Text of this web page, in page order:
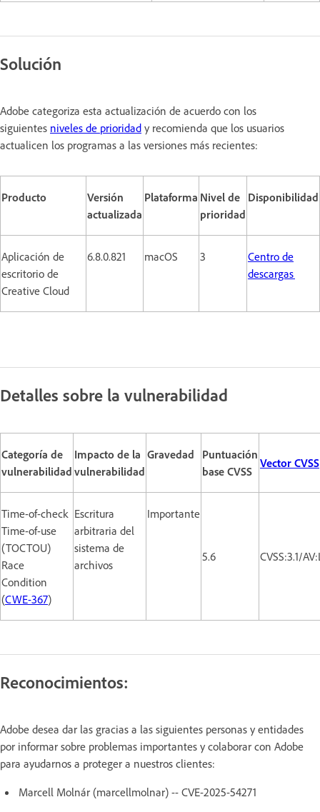
Solución
Adobe categoriza esta actualización de acuerdo con los
siguientes niveles de prioridad y recomienda que los usuarios
actualicen los programas a las versiones más recientes:
Producto
Versión
actualizada
Plataforma Nivel de
prioridad
Disponibilidad
Aplicación de
escritorio de
Creative Cloud
6.8.0.821 macOS 3
Centro de
descargas
Detalles sobre la vulnerabilidad
Categoría de
vulnerabilidad
Impacto de la
vulnerabilidad
Gravedad
Puntuación
base CVSS
Vector CVSS
Time-of-check
Time-of-use
(TOCTOU)
Race
Condition
(CWE-367)
Escritura
arbitraria del
sistema de
archivos
Importante
5.6 CVSS:3.1/
Reconocimientos:
Adobe desea dar las gracias a las siguientes personas y entidades
por informar sobre problemas importantes y colaborar con Adobe
para ayudarnos a proteger a nuestros clientes:
Marcell Molnár (marcellmolnar) -- CVE-2025-54271